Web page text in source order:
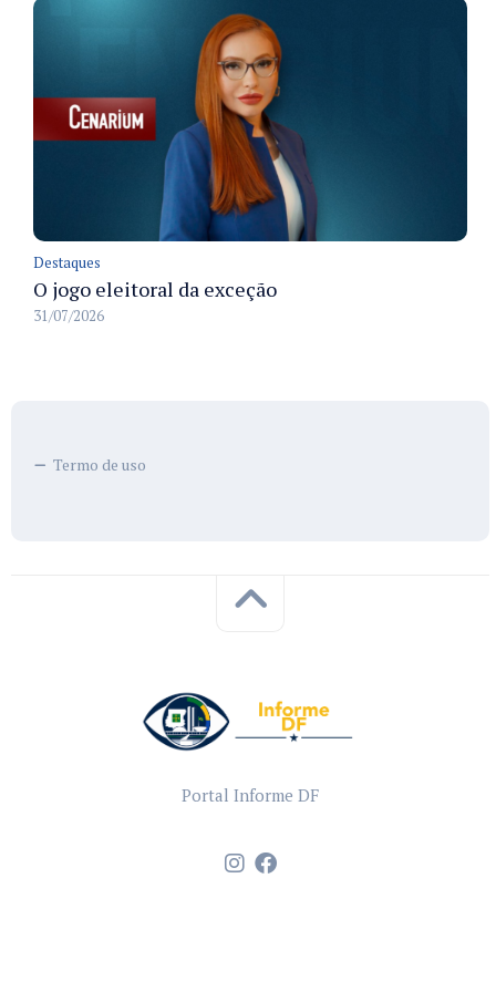
Destaques
O jogo eleitoral da exceção
31/07/2026
Termo de uso
Portal Informe DF